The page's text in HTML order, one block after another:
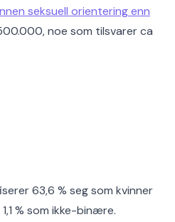
seksuell orientering enn
noe som tilsvarer ca
63,6 % seg som kvinner
% som ikke-binære.